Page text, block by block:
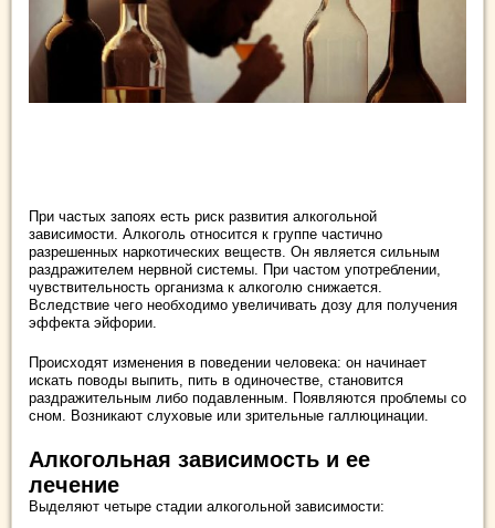
При частых запоях есть риск развития алкогольной
зависимости. Алкоголь относится к группе частично
разрешенных наркотических веществ. Он является сильным
раздражителем нервной системы. При частом употреблении,
чувствительность организма к алкоголю снижается.
Вследствие чего необходимо увеличивать дозу для получения
эффекта эйфории.
Происходят изменения в поведении человека: он начинает
искать поводы выпить, пить в одиночестве, становится
раздражительным либо подавленным. Появляются проблемы со
сном. Возникают слуховые или зрительные галлюцинации.
Алкогольная зависимость и ее
лечение
Выделяют четыре стадии алкогольной зависимости: